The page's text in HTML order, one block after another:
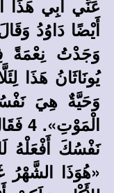
أَيْضًا دَاوُدُ
وَجَدْتُ نِعْمَةً
يُونَاثَانُ هَذَا
وَحَيَّةٌ هِيَ
«هُوَذَا